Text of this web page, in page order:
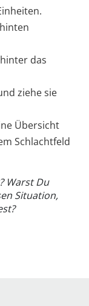
das
ziehe sie
Übersicht
Schlachtfeld
Warst Du
Situation,